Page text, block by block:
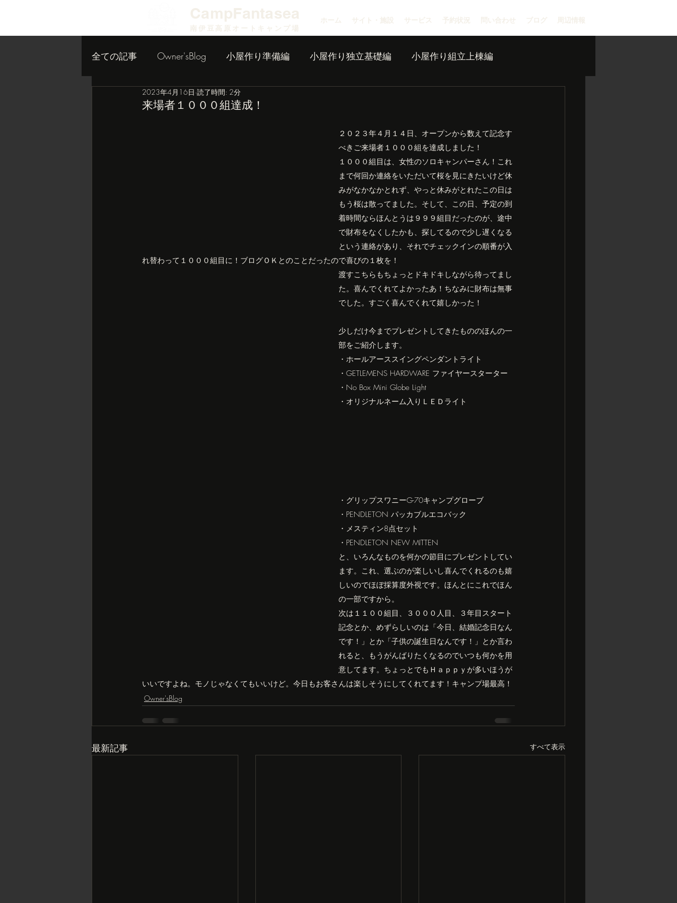
​CampFantasea ホーム サイト・施設 サービス 予約状況 問い合わせ ブログ 周辺情報
南伊豆高原オートキャンプ場
全ての記事 Owner'sBlog 小屋作り準備編 小屋作り独立基礎編 小屋作り組立上棟編
小屋作り内装編
来場者１０００組達成！
2023年4月16日 読了時間: 2分
２０２３年４月１４日、オープンから数えて記念す
べきご来場者１０００組を達成しました！
１０００組目は、女性のソロキャンパーさん！これ
まで何回か連絡をいただいて桜を見にきたいけど休
みがなかなかとれず、やっと休みがとれたこの日は
もう桜は散ってました。そして、この日、予定の到
着時間ならほんとうは９９９組目だったのが、途中
で財布をなくしたかも、探してるので少し遅くなる
という連絡があり、それでチェックインの順番が入
れ替わって１０００組目に！ブログＯＫとのことだったので喜びの１枚を！
渡すこちらもちょっとドキドキしながら待ってまし
た。喜んでくれてよかったあ！ちなみに財布は無事
でした。すごく喜んでくれて嬉しかった！
少しだけ今までプレゼントしてきたもののほんの一
部をご紹介します。
・ホールアーススイングペンダントライト
・GETLEMENS HARDWARE ファイヤースターター
・No Box Mini Globe Light
・オリジナルネーム入りＬＥＤライト
・グリップスワニーG-70キャンプグローブ
・PENDLETON パッカブルエコバック
・メスティン8点セット
・PENDLETON NEW MITTEN
と、いろんなものを何かの節目にプレゼントしてい
ます。これ、選ぶのが楽しいし喜んでくれるのも嬉
しいのでほぼ採算度外視です。ほんとにこれでほん
の一部ですから。
次は１１００組目、３０００人目、３年目スタート
記念とか、めずらしいのは「今日、結婚記念日なん
です！」とか「子供の誕生日なんです！」とか言わ
れると、もうがんばりたくなるのでいつも何かを用
意してます。ちょっとでもＨａｐｐｙが多いほうが
いいですよね。モノじゃなくてもいいけど。今日もお客さんは楽しそうにしてくれてます！キャンプ場最高！
Owner'sBlog
最新記事 すべて表示